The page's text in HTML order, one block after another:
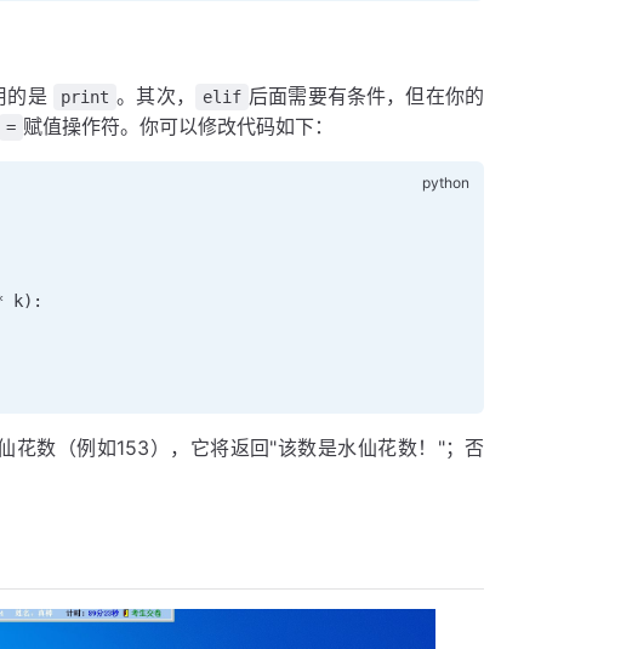
的是 print 。其次， elif 后面需要有条件，但在你的
= 赋值操作符。你可以修改代码如下：
k):
花数（例如153），它将返回"该数是水仙花数！"；否